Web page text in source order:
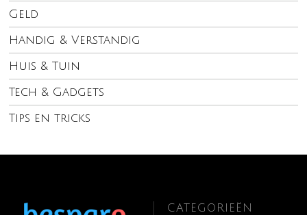
Geld
Handig & Verstandig
Huis & Tuin
Tech & Gadgets
Tips en tricks
CATEGORIEËN